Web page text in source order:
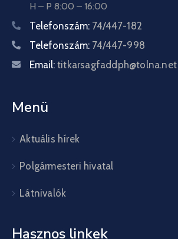
H – P 8:00 – 16:00
Telefonszám: 74/447-182
Telefonszám: 74/447-998
Email: titkarsagfaddph@tolna.net
Menü
Aktuális hírek
Polgármesteri hivatal
Látnivalók
Hasznos linkek